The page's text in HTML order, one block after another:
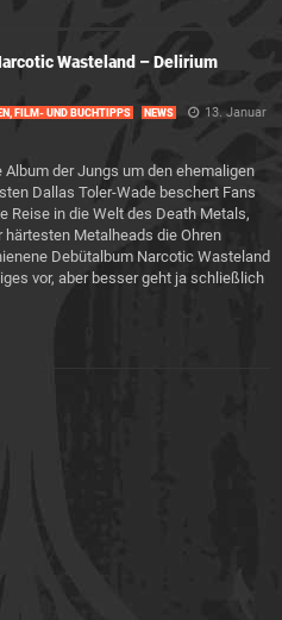
Wasteland – Delirium
FILM- UND BUCHTIPPS NEWS
13. Januar
Album der Jungs um den ehemaligen
Dallas Toler-Wade beschert Fans
Reise in die Welt des Death Metals,
Metalheads die Ohren
Debütalbum Narcotic Wasteland
vor, aber besser geht ja schließlich